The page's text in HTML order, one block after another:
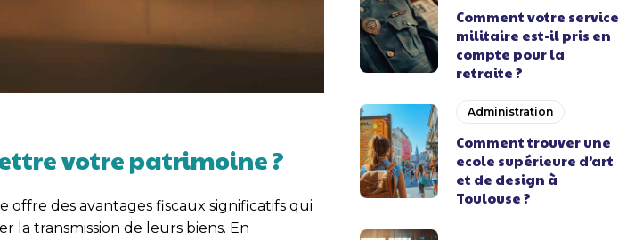
votre patrimoine ?
offre des avantages fiscaux significatifs qui
transmission de leurs biens. En
Comment votre service
militaire est-il pris en
compte pour la
retraite ?
Administration
Comment trouver une
ecole supérieure d’art
et de design à
Toulouse ?